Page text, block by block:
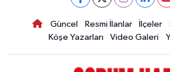
Güncel Resmi İlanlar İlçeler
Köşe Yazarları
Video Galeri